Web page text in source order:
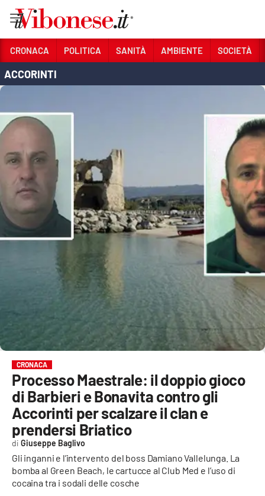
Sezioni
POLITICA
AMBIENTE
SOCIETÀ
CULTURA
Streaming
LAC TV
LAC NETWORK
LAC ONAIR
LaC
Network
LACPLAY.IT
CRONACA POLITICA SANITÀ AMBIENTE SOCIETÀ
ACCORINTI
CRONACA
Processo Maestrale: il doppio gioco
di Barbieri e Bonavita contro gli
Accorinti per scalzare il clan e
prendersi Briatico
Gli inganni e l’intervento del boss Damiano Vallelunga. La
bomba al Green Beach, le cartucce al Club Med e l’uso di
cocaina tra i sodali delle cosche
Giuseppe Baglivo